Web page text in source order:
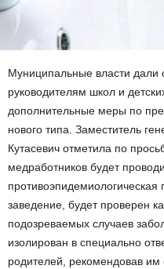
Муниципальные власти дали
руководителям школ и
дополнительные меры по
нового типа. Заместитель
Кутасевич отметила по
медработников будет
заведение, будет проверен
подозреваемых случаев
изолирован в специально
родителей, рекомендовав им